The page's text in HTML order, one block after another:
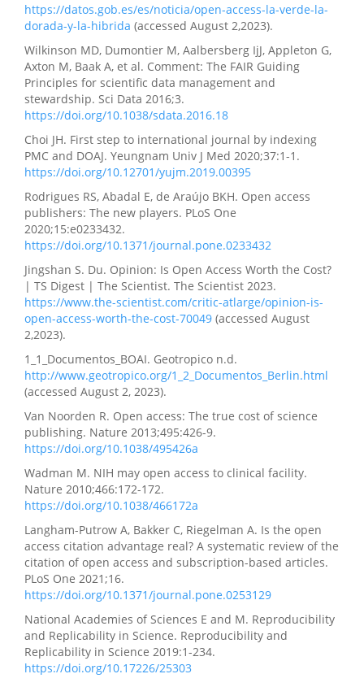
https://datos.gob.es/es/noticia/open-access-la-verde-la-
dorada-y-la-hibrida (accessed August 2,2023).
Wilkinson MD, Dumontier M, Aalbersberg IjJ, Appleton G,
Axton M, Baak A, et al. Comment: The FAIR Guiding
Principles for scientific data management and
stewardship. Sci Data 2016;3.
https://doi.org/10.1038/sdata.2016.18
Choi JH. First step to international journal by indexing
PMC and DOAJ. Yeungnam Univ J Med 2020;37:1-1.
https://doi.org/10.12701/yujm.2019.00395
Rodrigues RS, Abadal E, de Araújo BKH. Open access
publishers: The new players. PLoS One
2020;15:e0233432.
https://doi.org/10.1371/journal.pone.0233432
Jingshan S. Du. Opinion: Is Open Access Worth the Cost?
| TS Digest | The Scientist. The Scientist 2023.
https://www.the-scientist.com/critic-atlarge/opinion-is-
open-access-worth-the-cost-70049 (accessed August
2,2023).
1_1_Documentos_BOAI. Geotropico n.d.
http://www.geotropico.org/1_2_Documentos_Berlin.html
(accessed August 2, 2023).
Van Noorden R. Open access: The true cost of science
publishing. Nature 2013;495:426-9.
https://doi.org/10.1038/495426a
Wadman M. NIH may open access to clinical facility.
Nature 2010;466:172-172.
https://doi.org/10.1038/466172a
Langham-Putrow A, Bakker C, Riegelman A. Is the open
access citation advantage real? A systematic review of the
citation of open access and subscription-based articles.
PLoS One 2021;16.
https://doi.org/10.1371/journal.pone.0253129
National Academies of Sciences E and M. Reproducibility
and Replicability in Science. Reproducibility and
Replicability in Science 2019:1-234.
https://doi.org/10.17226/25303